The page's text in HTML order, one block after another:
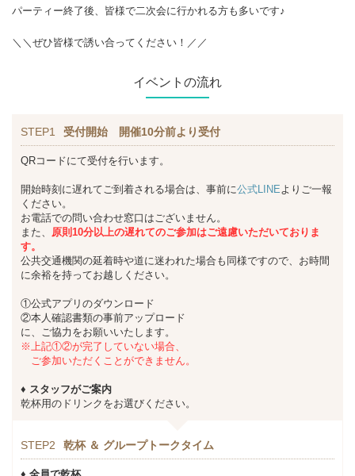
パーティー終了後、皆様で二次会に行かれる方も多いです♪
＼＼ぜひ皆様で誘い合ってください！／／
イベントの流れ
STEP1 受付開始 開催10分前より受付
QRコードにて受付を行います。
開始時刻に遅れてご到着される場合は、事前に公式LINEよりご一報
ください。
お電話での問い合わせ窓口はございません。
また、 原則10分以上の遅れてのご参加はご遠慮いただいておりま
す。
公共交通機関の延着時や道に迷われた場合も同様ですので、お時間
に余裕を持ってお越しください。
①公式アプリのダウンロード
②本人確認書類の事前アップロード
に、ご協力をお願いいたします。
※上記①②が完了していない場合、
ご参加いただくことができません。
♦ スタッフがご案内
乾杯用のドリンクをお選びください。
STEP2 乾杯 ＆ グループトークタイム